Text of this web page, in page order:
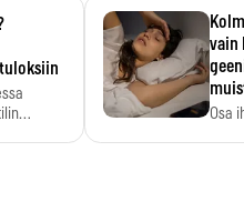
vain
Osa